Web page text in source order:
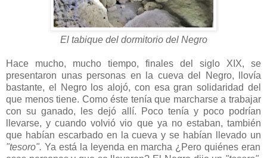
El tabique del dormitorio del Negro
Hace mucho, mucho tiempo, finales del siglo XIX, se
presentaron unas personas en la cueva del Negro, llovía
bastante, el Negro los alojó, con esa gran solidaridad del
que menos tiene. Como éste tenía que marcharse a trabajar
con su ganado, les dejó allí. Poco tenía y poco podrían
llevarse, y cuando volvió vio que ya no estaban, también
que habían escarbado en la cueva y se habían llevado un
"tesoro". Ya está la leyenda en marcha ¿Pero quiénes eran